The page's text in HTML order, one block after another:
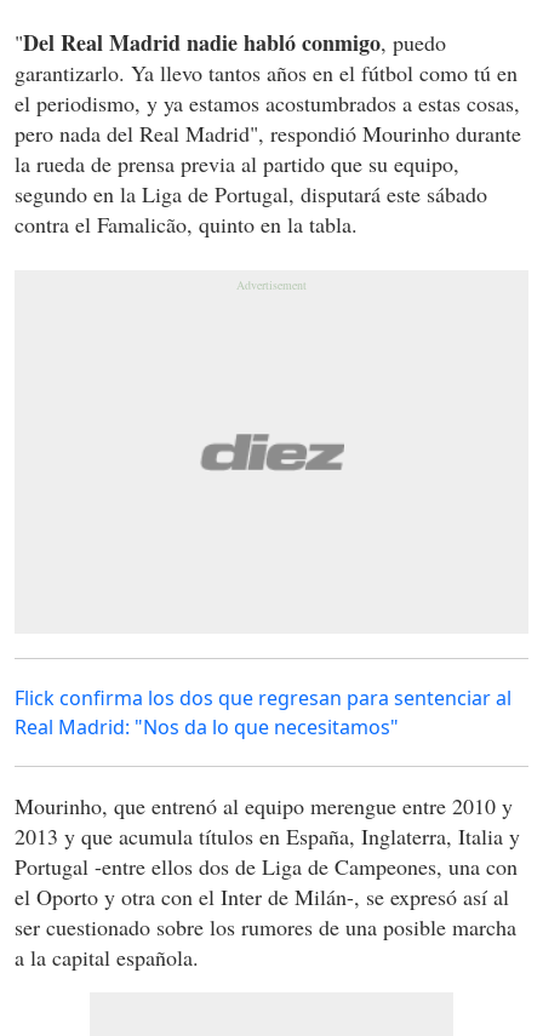
"Del Real Madrid nadie habló conmigo, puedo
garantizarlo. Ya llevo tantos años en el fútbol como tú en
el periodismo, y ya estamos acostumbrados a estas cosas,
pero nada del Real Madrid", respondió Mourinho durante
la rueda de prensa previa al partido que su equipo,
segundo en la Liga de Portugal, disputará este sábado
contra el Famalicão, quinto en la tabla.
Flick confirma los dos que regresan para sentenciar al
Real Madrid: "Nos da lo que necesitamos"
Mourinho, que entrenó al equipo merengue entre 2010 y
2013 y que acumula títulos en España, Inglaterra, Italia y
Portugal -entre ellos dos de Liga de Campeones, una con
el Oporto y otra con el Inter de Milán-, se expresó así al
ser cuestionado sobre los rumores de una posible marcha
a la capital española.